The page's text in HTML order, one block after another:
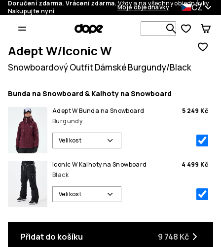
Doručení zdarma. Vrácení zdarma.Vždy a na všechny objednávky.
Nakupujte nyní
Moje objednávky CZ
Vyhledávej
Adept W/Iconic W
Snowboardový Outfit Dámské Burgundy/Black
Bunda na Snowboard & Kalhoty na Snowboard
Adept W Bunda na Snowboard
Burgundy
5 249 Kč
Velikost
Iconic W Kalhoty na Snowboard
Black
4 499 Kč
Velikost
Přidat do košíku 9 748 Kč